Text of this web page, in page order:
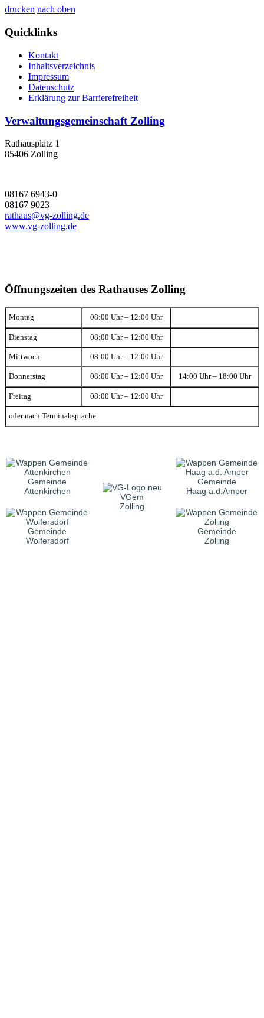
drucken nach oben
Quicklinks
Kontakt
Inhaltsverzeichnis
Impressum
Datenschutz
Erklärung zur Barrierefreiheit
Verwaltungsgemeinschaft Zolling
Rathausplatz 1
85406 Zolling
08167 6943-0
08167 9023
rathaus@vg-zolling.de
www.vg-zolling.de
Öffnungszeiten des Rathauses Zolling
Montag 08:00 Uhr – 12:00 Uhr
Dienstag 08:00 Uhr – 12:00 Uhr
Mittwoch 08:00 Uhr – 12:00 Uhr
Donnerstag 08:00 Uhr – 12:00 Uhr 14:00 Uhr – 18:00 Uhr
Freitag 08:00 Uhr – 12:00 Uhr
oder nach Terminabsprache
Gemeinde
Attenkirchen
VGem
Zolling
Gemeinde
Haag a.d.Amper
Gemeinde
Wolfersdorf
Gemeinde
Zolling